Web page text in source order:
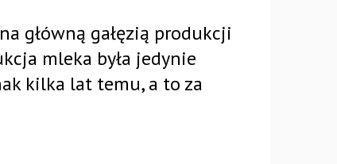
główną gałęzią produkcji
mleka była jedynie
kilka lat temu, a to za